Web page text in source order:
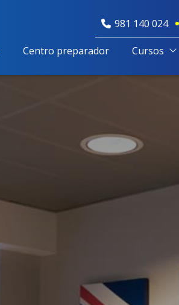
981 140 024
Centro preparador Cursos